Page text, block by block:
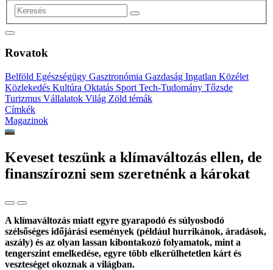
Rovatok
Belföld Egészségügy Gasztronómia Gazdaság Ingatlan Közélet
Közlekedés Kultúra Oktatás Sport Tech-Tudomány Tőzsde
Turizmus Vállalatok Világ Zöld témák
Címkék
Magazinok
Keveset teszünk a klímaváltozás ellen, de
finanszírozni sem szeretnénk a károkat
A klímaváltozás miatt egyre gyarapodó és súlyosbodó
szélsőséges időjárási események (például hurrikánok, áradások,
aszály) és az olyan lassan kibontakozó folyamatok, mint a
tengerszint emelkedése, egyre több elkerülhetetlen kárt és
veszteséget okoznak a világban.